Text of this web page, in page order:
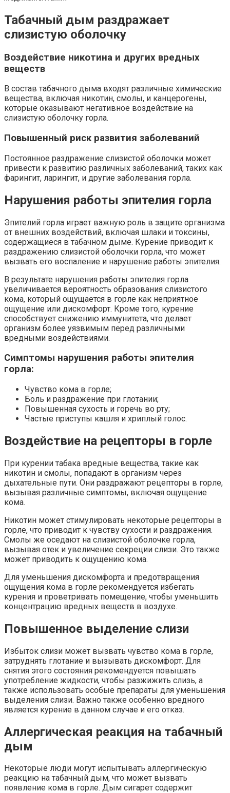
Табачный дым раздражает
слизистую оболочку
Воздействие никотина и других вредных
веществ
В состав табачного дыма входят различные химические
вещества, включая никотин, смолы, и канцерогены,
которые оказывают негативное воздействие на
слизистую оболочку горла.
Повышенный риск развития заболеваний
Постоянное раздражение слизистой оболочки может
привести к развитию различных заболеваний, таких как
фарингит, ларингит, и другие заболевания горла.
Нарушения работы эпителия горла
Эпителий горла играет важную роль в защите организма
от внешних воздействий, включая шлаки и токсины,
содержащиеся в табачном дыме. Курение приводит к
раздражению слизистой оболочки горла, что может
вызвать его воспаление и нарушение работы эпителия.
В результате нарушения работы эпителия горла
увеличивается вероятность образования слизистого
кома, который ощущается в горле как неприятное
ощущение или дискомфорт. Кроме того, курение
способствует снижению иммунитета, что делает
организм более уязвимым перед различными
вредными воздействиями.
Симптомы нарушения работы эпителия
горла:
Чувство кома в горле;
Боль и раздражение при глотании;
Повышенная сухость и горечь во рту;
Частые приступы кашля и хриплый голос.
Воздействие на рецепторы в горле
При курении табака вредные вещества, такие как
никотин и смолы, попадают в организм через
дыхательные пути. Они раздражают рецепторы в горле,
вызывая различные симптомы, включая ощущение
кома.
Никотин может стимулировать некоторые рецепторы в
горле, что приводит к чувству сухости и раздражения.
Смолы же оседают на слизистой оболочке горла,
вызывая отек и увеличение секреции слизи. Это также
может приводить к ощущению кома.
Для уменьшения дискомфорта и предотвращения
ощущения кома в горле рекомендуется избегать
курения и проветривать помещение, чтобы уменьшить
концентрацию вредных веществ в воздухе.
Повышенное выделение слизи
Избыток слизи может вызвать чувство кома в горле,
затруднять глотание и вызывать дискомфорт. Для
снятия этого состояния рекомендуется повышать
употребление жидкости, чтобы разжижить слизь, а
также использовать особые препараты для уменьшения
выделения слизи. Важно также особенно вредного
является курение в данном случае и его отказ.
Аллергическая реакция на табачный
дым
Некоторые люди могут испытывать аллергическую
реакцию на табачный дым, что может вызвать
появление кома в горле. Дым сигарет содержит